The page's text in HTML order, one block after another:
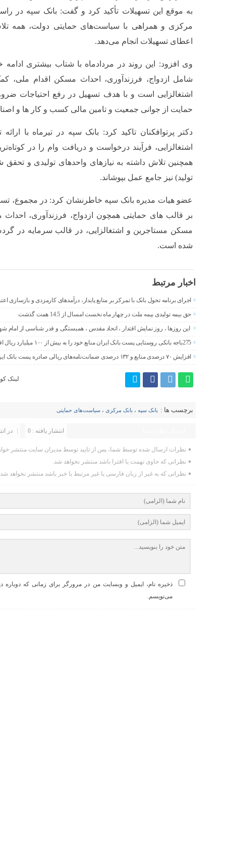
به موقع این تسهیلات تأکید کرد و گفت: بانک سپه در
مرکزی و همراهی با سیاست‌های حمایتی دولت، همه
اعطای تسهیلات انجام می‌دهد.
وی افزود: این روند در مردادماه با شتاب بیشتری
شامل ازدواج، فرزندآوری، احداث مسکن اقدام ملی،
اشتغالزایی است و با هدف تسهیل در رفع احتیاجات
حمایت از جوانی جمعیت و تامین مالی کسب و کار ها و
دکتر پرتوافکنان تاکید کرد: بانک سپه در تیرماه با
اشتغالزایی، فرآیند درخواست و دریافت وام را در
همچنین تلاش داشته به نیازهای واحدهای تولیدی و
تولید) نیز جامع عمل بپوشاند.
عضو هیات مدیره بانک سپه خاطرنشان کرد: در مجموع،
بر قالب های حمایتی همچون ازدواج، فرزندآوری،
مسکن مستاجرین و اشتغالزایی، در قالب سرمایه در
شده است.
اخبار مرتبط
اجرای برنامه تحول بانک با تمرکز بر منابع پایدار، درآمدهای کارمزدی و بازسازی
حق بیمه تولیدی بیمه ملت در چهار ماه نخست امسال از 14.5 همت گذشت
این روزها ، روز نمایش اقتدار ، اتحاد مقدس ، همبستگی و قدر شناسی از امام
275باجه بانکی روستایی پست بانک ایران منابع خود را به بیش از ۱۰۰ میلیارد ریال افزایش دادند
افزایش ۷۰ درصدی منابع و ۱۳۲ درصدی ضمانت‌نامه‌های ریالی صادره پست بانک ایران در چهارماهه اول سال 1405
لینک
برچسب ها : بانک سپه ، بانک مرکزی ، سیاست‌های حمایتی
در انتشار یافته : 0
نظرات ارسال شده توسط شما، پس از تایید توسط مدیران سایت منتشر
نظراتی که حاوی تهمت یا افترا باشد منتشر نخواهد شد.
نظراتی که به غیر از زبان فارسی یا غیر مرتبط با خبر باشد منتشر نخواهد
ذخیره نام، ایمیل و وبسایت من در مرورگر برای زمانی که دوباره
می‌نویسم.